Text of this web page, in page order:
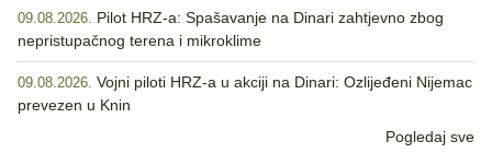
09.08.2026. Pilot HRZ-a: Spašavanje na Dinari zahtjevno zbog
nepristupačnog terena i mikroklime
09.08.2026. Vojni piloti HRZ-a u akciji na Dinari: Ozlijeđeni Nijemac
prevezen u Knin
Pogledaj sve